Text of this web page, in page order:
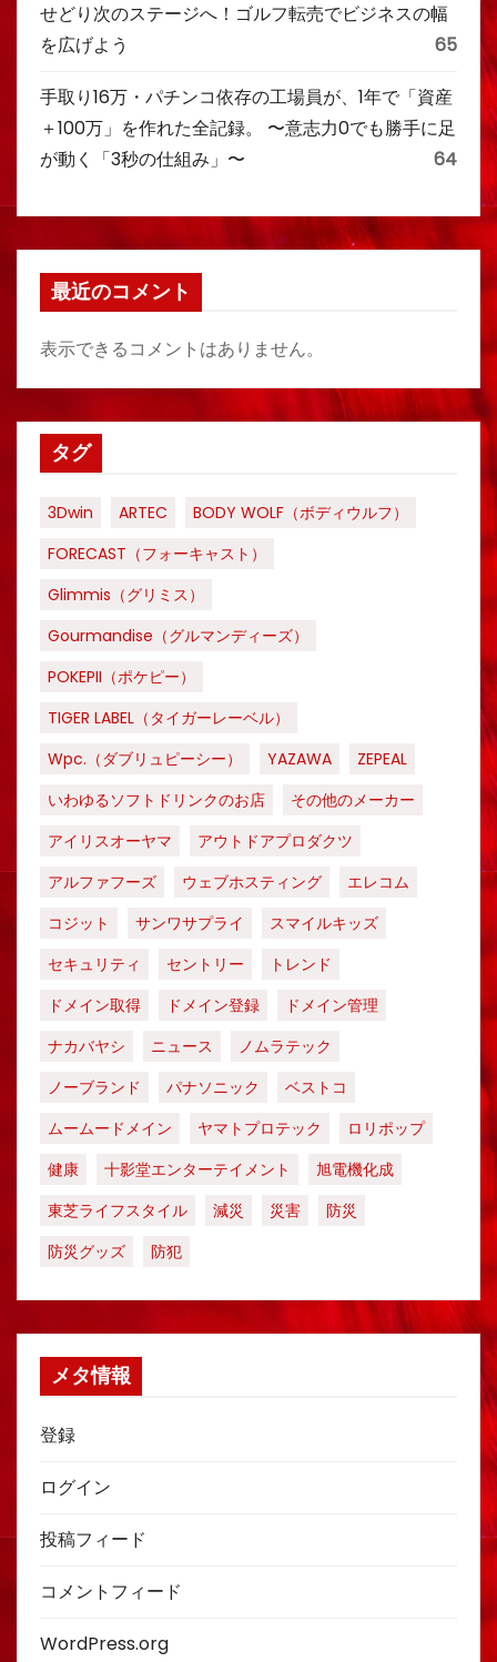
せどり次のステージへ！ゴルフ転売でビジネスの幅
を広げよう
65
手取り16万・パチンコ依存の工場員が、1年で「資産
＋100万」を作れた全記録。 〜意志力0でも勝手に足
が動く「3秒の仕組み」〜
64
最近のコメント
表示できるコメントはありません。
タグ
3Dwin ARTEC
BODY WOLF（ボディウルフ）
FORECAST（フォーキャスト）
Glimmis（グリミス）
Gourmandise（グルマンディーズ）
POKEPII（ポケピー）
TIGER LABEL（タイガーレーベル）
Wpc.（ダブリュピーシー）
YAZAWA
ZEPEAL
いわゆるソフトドリンクのお店
その他のメーカー
アイリスオーヤマ
アウトドアプロダクツ
アルファフーズ
ウェブホスティング
エレコム
コジット
サンワサプライ
スマイルキッズ
セキュリティ
セントリー
トレンド
ドメイン取得
ドメイン登録
ドメイン管理
ナカバヤシ
ニュース
ノムラテック
ノーブランド
パナソニック
ベストコ
ムームードメイン
ヤマトプロテック
ロリポップ
健康
十影堂エンターテイメント
旭電機化成
東芝ライフスタイル
減災 災害
防災
防災グッズ
防犯
メタ情報
登録
ログイン
投稿フィード
コメントフィード
WordPress.org